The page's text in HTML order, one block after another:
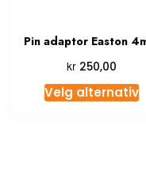
Pin adaptor Easton
kr250,00
Velg alternativ